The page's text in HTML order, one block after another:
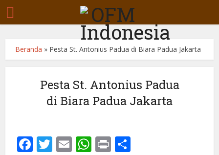
Beranda » Pesta St. Antonius Padua di Biara Padua Jakarta
Pesta St. Antonius Padua
di Biara Padua Jakarta
Facebook
Twitter
EmailWhatsApp
Print